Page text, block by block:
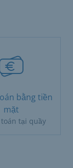
bằng tiền
mặt
tại quầy